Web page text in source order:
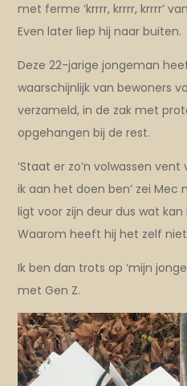
met ferme ‘krrrr, krrrr, krrrr’
Even later liep hij naar buiten.
Deze 22-jarige jongeman
waarschijnlijk van bewoners
verzameld, in de zak met
opgehangen bij de rest.
‘Staat er zo’n volwassen
ik aan het doen ben’ zei Mec
ligt voor zijn deur dus wat
Waarom heeft hij het zelf
Ik ben dan trots op ‘mijn
met Gen Z.